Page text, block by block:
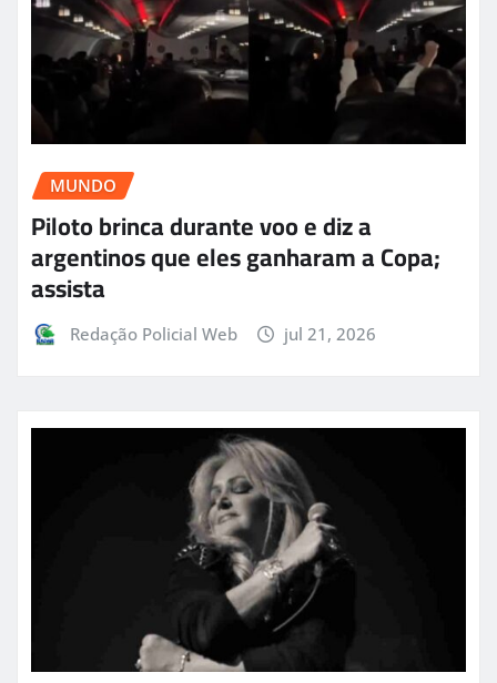
MUNDO
Piloto brinca durante voo e diz a
argentinos que eles ganharam a Copa;
assista
Redação Policial Web jul 21, 2026